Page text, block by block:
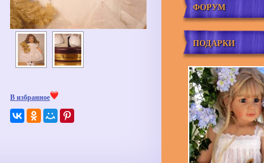
В избранное
ФОРУМ
ПОДАРКИ